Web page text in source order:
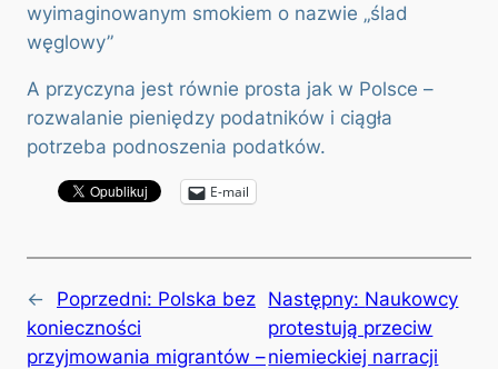
wyimaginowanym smokiem o nazwie „ślad
węglowy”
A przyczyna jest równie prosta jak w Polsce –
rozwalanie pieniędzy podatników i ciągła
potrzeba podnoszenia podatków.
E-mail
← Poprzedni: Polska bez
konieczności
przyjmowania migrantów –
Następny: Naukowcy
protestują przeciw
niemieckiej narracji